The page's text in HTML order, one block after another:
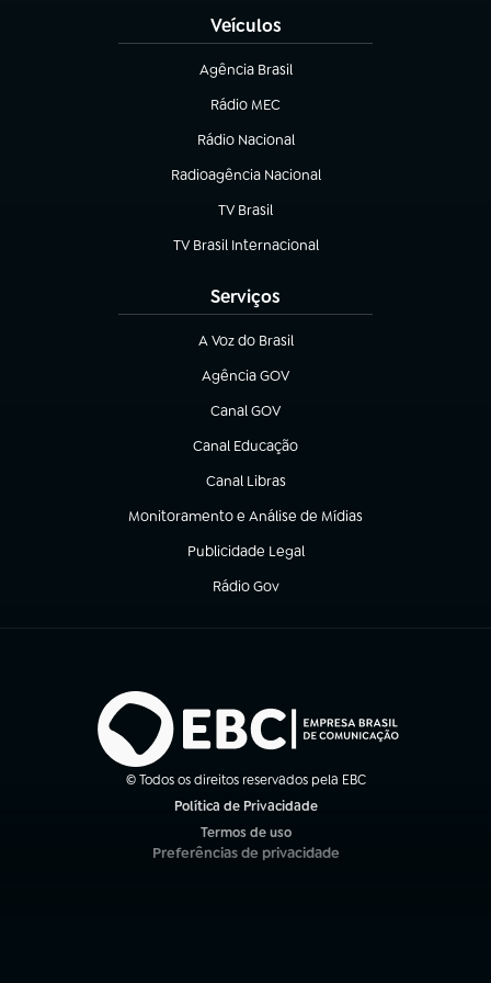
Veículos
Agência Brasil
(abre em nova aba)
Rádio MEC
(abre em nova aba)
Rádio Nacional
Radioagência Nacional
(abre em nova aba)
TV Brasil
(abre em nova aba)
TV Brasil Internacional
(abre em nova aba)
Serviços
A Voz do Brasil
(abre em nova aba)
Agência GOV
(abre em nova aba)
Canal GOV
(abre em nova aba)
Canal Educação
(abre em nova aba)
Canal Libras
(abre em nova aba)
Monitoramento e Análise de Mídias
(abre em nova aba)
Publicidade Legal
(abre em nova aba)
Rádio Gov
(abre em nova aba)
© Todos os direitos reservados pela EBC
Política de Privacidade
Termos de uso
(abre em nova aba)
Preferências de privacidade